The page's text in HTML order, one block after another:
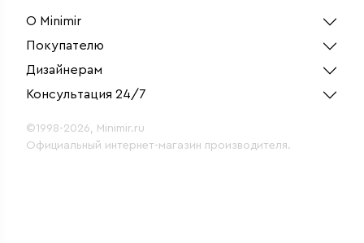
О Minimir
Покупателю
Дизайнерам
Консультация 24/7
©1998-2026, Minimir.ru
Официальный интернет-магазин производителя.